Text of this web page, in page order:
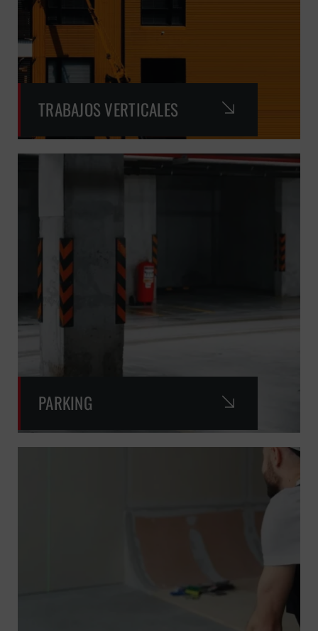
TRABAJOS VERTICALES
PARKING